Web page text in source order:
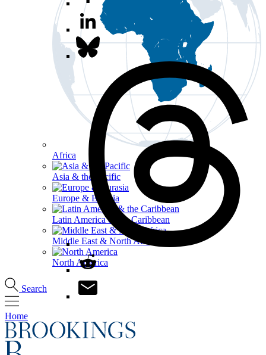
Africa
Asia & the Pacific
Europe & Eurasia
Latin America & the Caribbean
Middle East & North Africa
North America
Search
Home